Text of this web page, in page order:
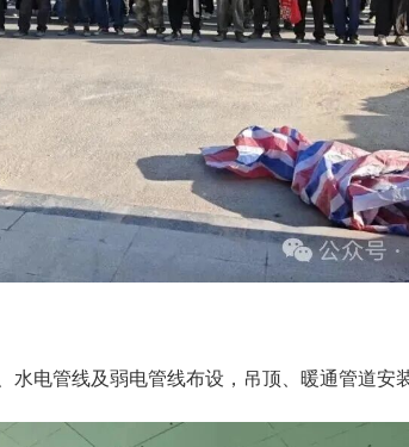
水电管线及弱电管线布设，吊顶、暖通管道安